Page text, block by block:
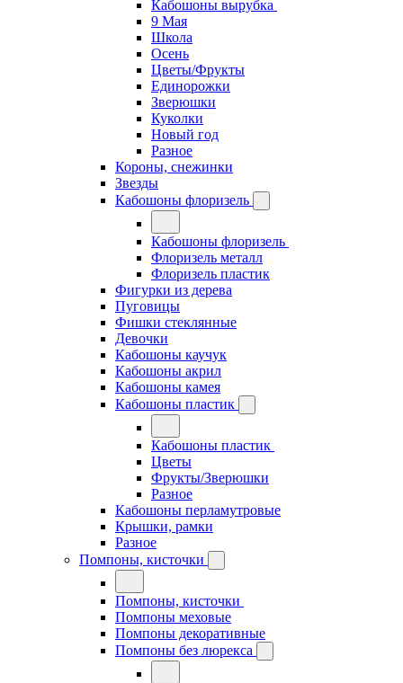
Кабошоны вырубка
9 Мая
Школа
Осень
Цветы/Фрукты
Единорожки
Зверюшки
Куколки
Новый год
Разное
Короны, снежинки
Звезды
Кабошоны флоризель
Кабошоны флоризель
Флоризель металл
Флоризель пластик
Фигурки из дерева
Пуговицы
Фишки стеклянные
Девочки
Кабошоны каучук
Кабошоны акрил
Кабошоны камея
Кабошоны пластик
Кабошоны пластик
Цветы
Фрукты/Зверюшки
Разное
Кабошоны перламутровые
Крышки, рамки
Разное
Помпоны, кисточки
Помпоны, кисточки
Помпоны меховые
Помпоны декоративные
Помпоны без люрекса